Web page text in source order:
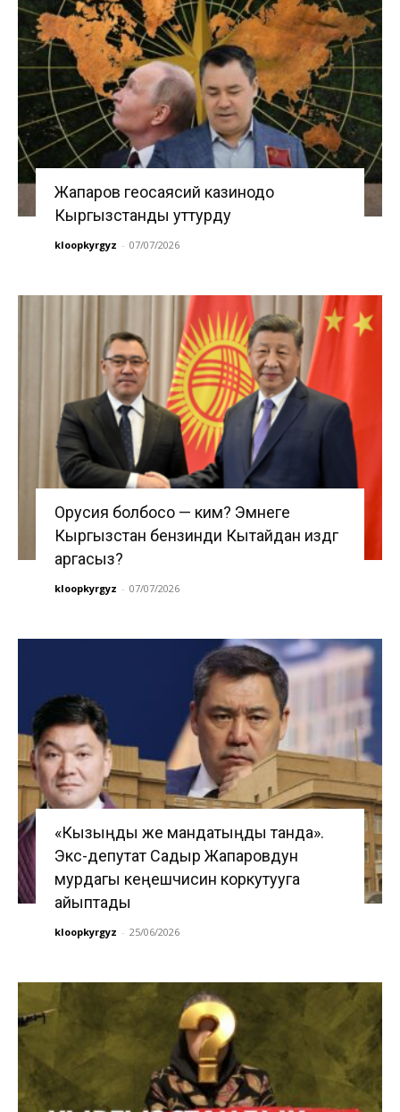
Жапаров геосаясий казинодо
Кыргызстанды уттурду
kloopkyrgyz - 07/07/2026
Орусия болбосо — ким? Эмнеге
Кыргызстан бензинди Кытайдан издөөгө
аргасыз?
kloopkyrgyz - 07/07/2026
«Кызыңды же мандатыңды танда».
Экс-депутат Садыр Жапаровдун
мурдагы кеңешчисин коркутууга
айыптады
kloopkyrgyz - 25/06/2026